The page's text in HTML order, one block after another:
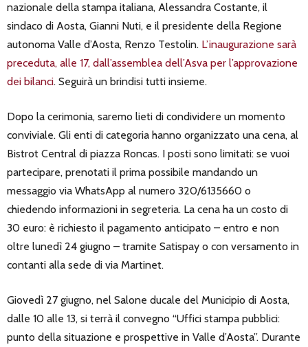
nazionale della stampa italiana, Alessandra Costante, il
sindaco di Aosta, Gianni Nuti, e il presidente della Regione
autonoma Valle d’Aosta, Renzo Testolin. L’inaugurazione sarà
preceduta, alle 17, dall’assemblea dell’Asva per l’approvazione
dei bilanci. Seguirà un brindisi tutti insieme.
Dopo la cerimonia, saremo lieti di condividere un momento
conviviale. Gli enti di categoria hanno organizzato una cena, al
Bistrot Central di piazza Roncas. I posti sono limitati: se vuoi
partecipare, prenotati il prima possibile mandando un
messaggio via WhatsApp al numero 320/6135660 o
chiedendo informazioni in segreteria. La cena ha un costo di
30 euro: è richiesto il pagamento anticipato – entro e non
oltre lunedì 24 giugno – tramite Satispay o con versamento in
contanti alla sede di via Martinet.
Giovedì 27 giugno, nel Salone ducale del Municipio di Aosta,
dalle 10 alle 13, si terrà il convegno “Uffici stampa pubblici:
punto della situazione e prospettive in Valle d’Aosta”. Durante